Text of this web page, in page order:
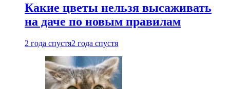
Какие цветы нельзя высаживать
на даче по новым правилам
2 года спустя2 года спустя